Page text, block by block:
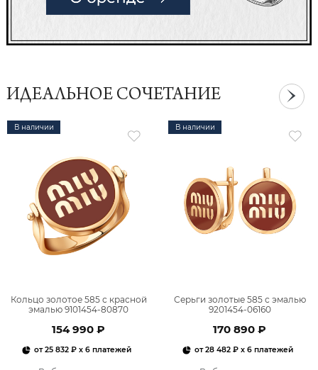
ИДЕАЛЬНОЕ СОЧЕТАНИЕ
В наличии
Кольцо золотое 585 с красной
эмалью 9101454-80870
154 990 ₽
от25 832 ₽ x 6 платежей
В наличии
Серьги золотые 585 с эмалью
9201454-06160
170 890 ₽
от28 482 ₽ x 6 платежей